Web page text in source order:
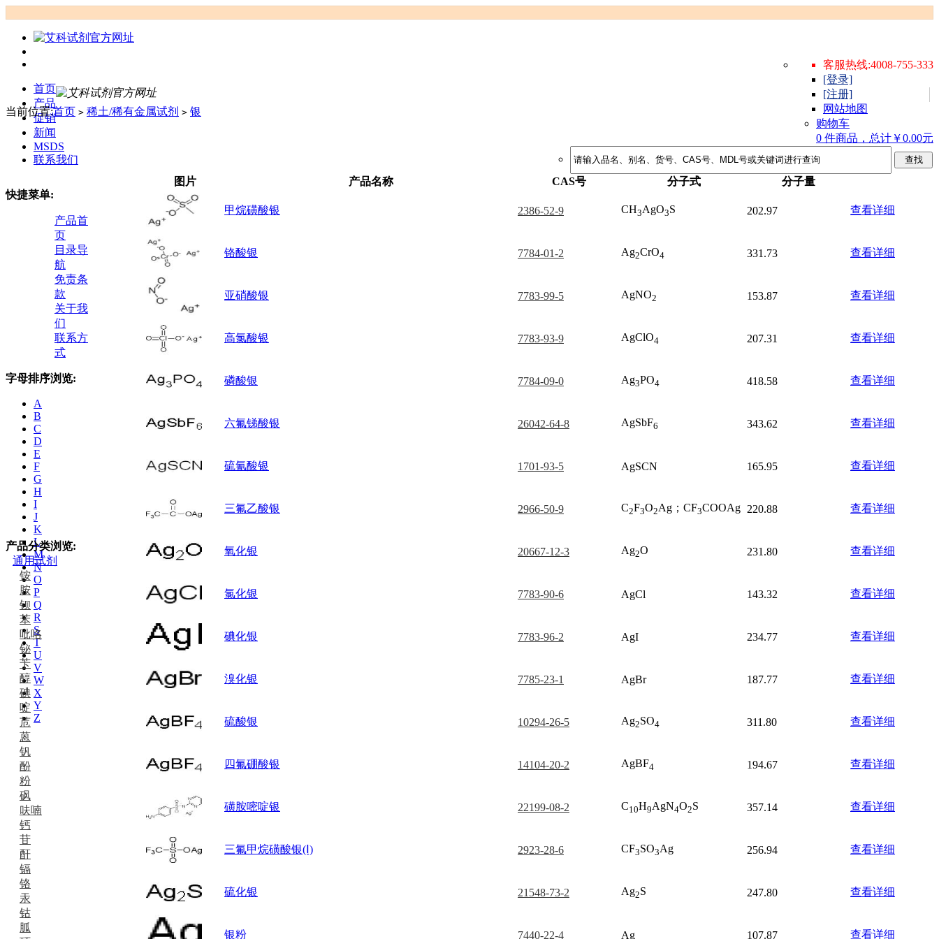
客服热线:4008-755-333
[登录]
[注册]
网站地图
购物车
0 件商品，总计￥0.00元
首页
产品
促销
新闻
MSDS
联系我们
当前位置:首页 > 稀土/稀有金属试剂 > 银
快捷菜单:
产品首
页
目录导
航
免责条
款
关于我
们
联系方
式
字母排序浏览:
A
B
C
D
E
F
G
H
I
J
K
L
M
N
O
P
Q
R
S
T
U
V
W
X
Y
Z
产品分类浏览:
通用试剂
铵
胺
钡
苯
吡咯
铋
苄
醇
碘
啶
苊
蒽
钒
酚
粉
砜
呋喃
钙
苷
酐
镉
铬
汞
钴
胍
图片 产品名称 CAS号 分子式 分子量
甲烷磺酸银 2386-52-9 CH3AgO3S 202.97 查看详细
铬酸银 7784-01-2 Ag2CrO4 331.73 查看详细
亚硝酸银 7783-99-5 AgNO2 153.87 查看详细
高氯酸银 7783-93-9 AgClO4 207.31 查看详细
磷酸银 7784-09-0 Ag3PO4 418.58 查看详细
六氟锑酸银 26042-64-8 AgSbF6 343.62 查看详细
硫氰酸银 1701-93-5 AgSCN 165.95 查看详细
三氟乙酸银 2966-50-9 C2F3O2Ag；CF3COOAg 220.88 查看详细
氧化银 20667-12-3 Ag2O 231.80 查看详细
氯化银 7783-90-6 AgCl 143.32 查看详细
碘化银 7783-96-2 AgI 234.77 查看详细
溴化银 7785-23-1 AgBr 187.77 查看详细
硫酸银 10294-26-5 Ag2SO4 311.80 查看详细
四氟硼酸银 14104-20-2 AgBF4 194.67 查看详细
磺胺嘧啶银 22199-08-2 C10H9AgN4O2S 357.14 查看详细
三氟甲烷磺酸银(Ⅰ) 2923-28-6 CF3SO3Ag 256.94 查看详细
硫化银 21548-73-2 Ag2S 247.80 查看详细
银粉 7440-22-4 Ag 107.87 查看详细